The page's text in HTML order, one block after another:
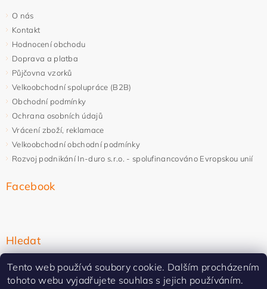
O nás
Kontakt
Hodnocení obchodu
Doprava a platba
Půjčovna vzorků
Velkoobchodní spolupráce (B2B)
Obchodní podmínky
Ochrana osobních údajů
Vrácení zboží, reklamace
Velkoobchodní obchodní podmínky
Rozvoj podnikání In-duro s.r.o. - spolufinancováno Evropskou unií
Facebook
Hledat
Tento web používá soubory cookie. Dalším procházením
tohoto webu vyjadřujete souhlas s jejich používáním.